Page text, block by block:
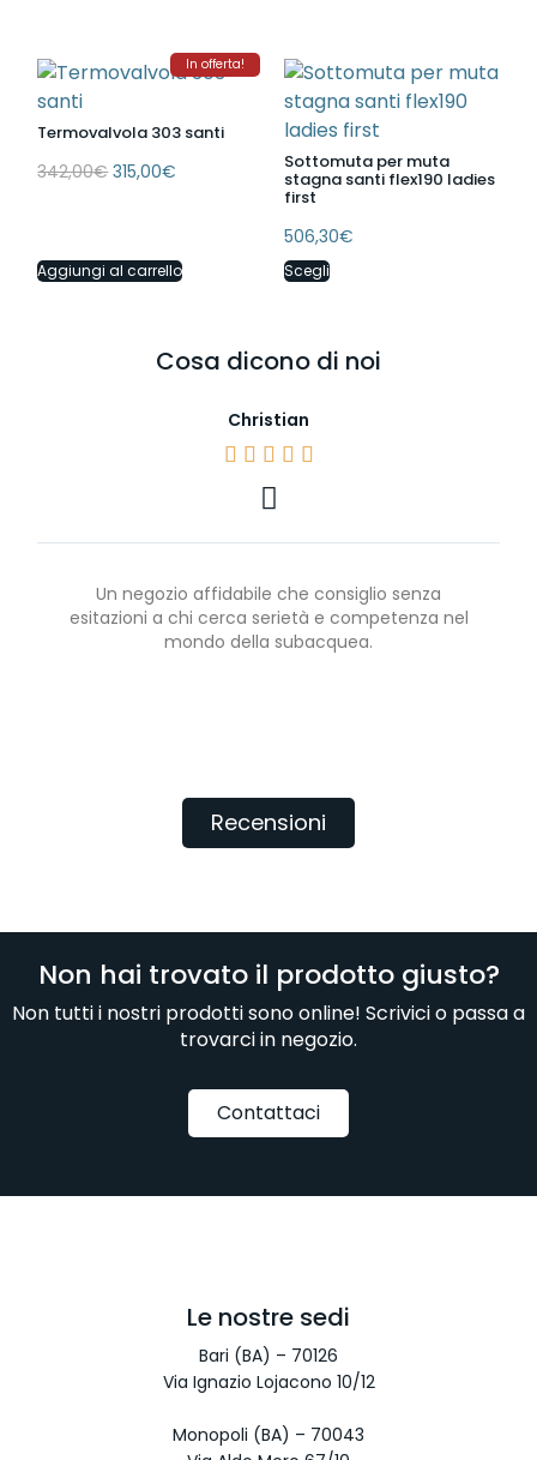
In offerta!
Termovalvola 303 santi
342,00€ 315,00€
Aggiungi al carrello
Sottomuta per muta
stagna santi flex190 ladies
first
506,30€
Scegli
Cosa dicono di noi
Christian
    
Un negozio affidabile che consiglio senza
esitazioni a chi cerca serietà e competenza nel
mondo della subacquea.
Recensioni
Non hai trovato il prodotto giusto?
Non tutti i nostri prodotti sono online! Scrivici o passa a
trovarci in negozio.
Contattaci
Le nostre sedi
Bari (BA) – 70126
Via Ignazio Lojacono 10/12
Monopoli (BA) – 70043